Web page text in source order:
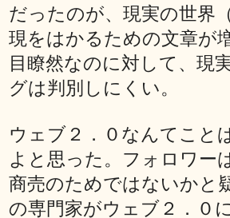
だったのが、現実の世界
現をはかるための文章が
目瞭然なのに対して、現
グは判別しにくい。
ウェブ２．０なんてこと
よと思った。フォロワー
商売のためではないかと
の専門家がウェブ２．０